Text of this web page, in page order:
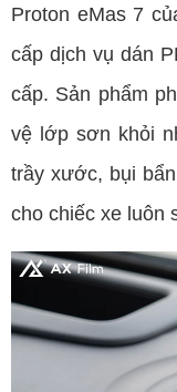
Proton eMas 7
cấp dịch vụ dán
cấp. Sản phẩm
vệ lớp sơn khỏi
trầy xước, bụi
cho chiếc xe luôn